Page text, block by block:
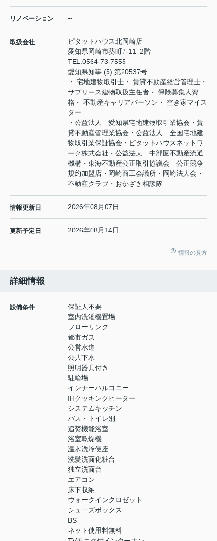
リノベーション --
取扱会社
ピタットハウス北岡崎店
愛知県岡崎市葵町7-11 2階
TEL:0564-73-7555
愛知県知事 (5) 第20537号
・ 宅地建物取引士・ 賃貸不動産経営管理士・
サブリース建物取扱主任者・ 保険募集人資
格・ 不動産キャリアパーソン・ 空き家マイス
ター
・公益法人 愛知県宅地建物取引業協会・賃
貸不動産管理業協会・公益法人 全国宅地建
物取引業保証協会・ピタットハウスネットワ
ーク株式会社・公益法人 中部圏不動産流通
機構・東海不動産公正取引協議会 公正競争
規約加盟店・岡崎商工会議所・岡崎法人会・
不動産クラブ・おかざき相談隊
情報更新日 2026年08月07日
更新予定日 2026年08月14日
情報の見方
詳細情報
設備条件
保証人不要
室内洗濯機置場
フローリング
都市ガス
公営水道
公共下水
照明器具付き
駐輪場
インナーバルコニー
IHクッキングヒーター
システムキッチン
バス・トイレ別
追焚機能浴室
浴室乾燥機
温水洗浄便座
洗髪洗面化粧台
独立洗面台
エアコン
床下収納
ウォークインクロゼット
シューズボックス
BS
ネット使用料無料